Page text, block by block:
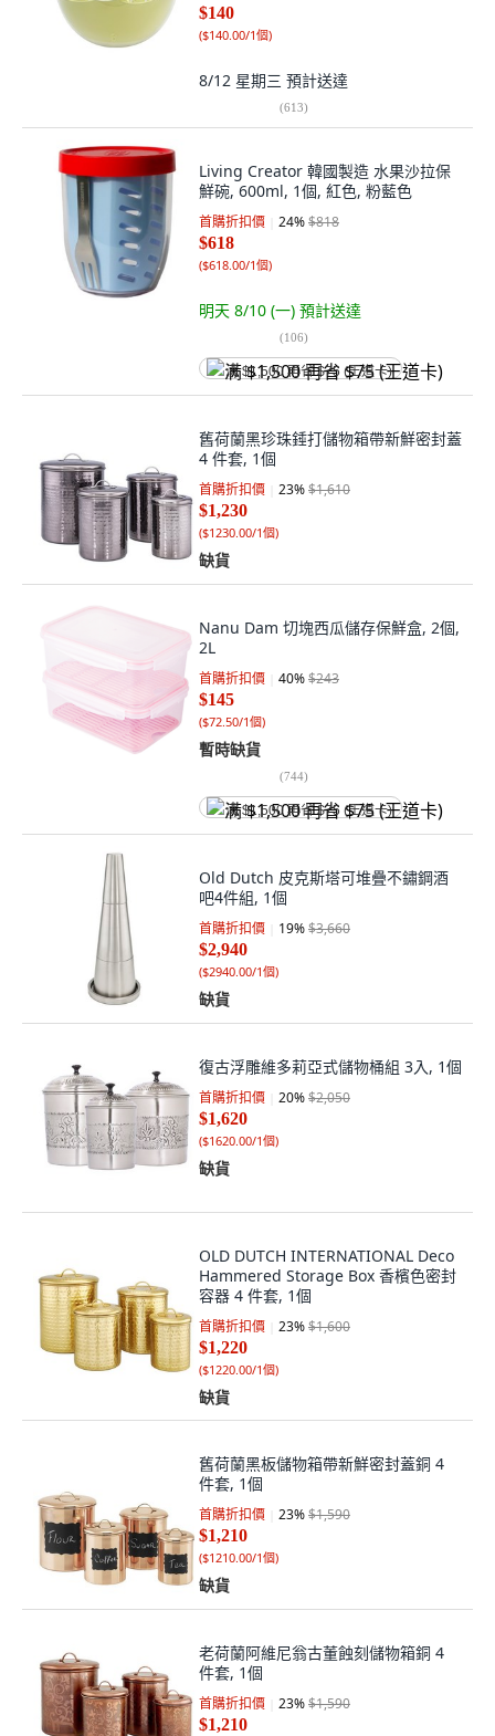
$140
($140.00/1個)
8/12 星期三 預計送達
(613)
Living Creator 韓國製造 水果沙拉保
鮮碗, 600ml, 1個, 紅色, 粉藍色
首購折扣價 24%$818
$618
($618.00/1個)
明天 8/10 (一) 預計送達
(106)
满 $1,500 再省 $75 (王道卡)
舊荷蘭黑珍珠錘打儲物箱帶新鮮密封蓋
4 件套, 1個
首購折扣價 23%$1,610
$1,230
($1230.00/1個)
缺貨
Nanu Dam 切塊西瓜儲存保鮮盒, 2個,
2L
首購折扣價 40%$243
$145
($72.50/1個)
暫時缺貨
(744)
满 $1,500 再省 $75 (王道卡)
Old Dutch 皮克斯塔可堆疊不鏽鋼酒
吧4件組, 1個
首購折扣價 19%$3,660
$2,940
($2940.00/1個)
缺貨
復古浮雕維多莉亞式儲物桶組 3入, 1個
首購折扣價 20%$2,050
$1,620
($1620.00/1個)
缺貨
OLD DUTCH INTERNATIONAL Deco
Hammered Storage Box 香檳色密封
容器 4 件套, 1個
首購折扣價 23%$1,600
$1,220
($1220.00/1個)
缺貨
舊荷蘭黑板儲物箱帶新鮮密封蓋銅 4
件套, 1個
首購折扣價 23%$1,590
$1,210
($1210.00/1個)
缺貨
老荷蘭阿維尼翁古董蝕刻儲物箱銅 4
件套, 1個
首購折扣價 23%$1,590
$1,210